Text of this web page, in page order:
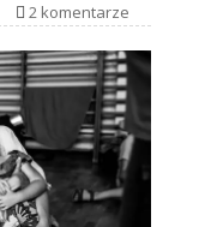
2 komentarze